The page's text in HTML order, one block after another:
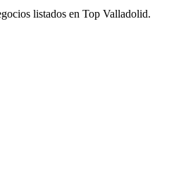
listados en Top Valladolid.